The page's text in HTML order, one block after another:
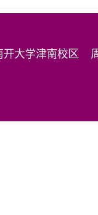
开大学津南校区